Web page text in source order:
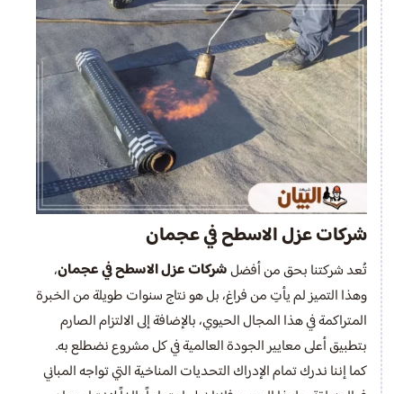
شركات عزل الاسطح في عجمان
تُعد شركتنا بحق من أفضلشركات عزل الاسطح في عجمان،
وهذا التميز لم يأتِ من فراغ، بل هو نتاج سنوات طويلة من الخبرة
المتراكمة في هذا المجال الحيوي، بالإضافة إلى الالتزام الصارم
بتطبيق أعلى معايير الجودة العالمية في كل مشروع نضطلع به.
كما إننا ندرك تمام الإدراك التحديات المناخية التي تواجه المباني